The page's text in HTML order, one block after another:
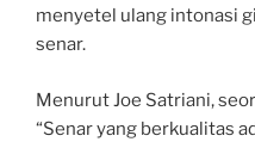
menyetel ulang intonasi
senar.
Menurut Joe Satriani,
“Senar yang berkualitas